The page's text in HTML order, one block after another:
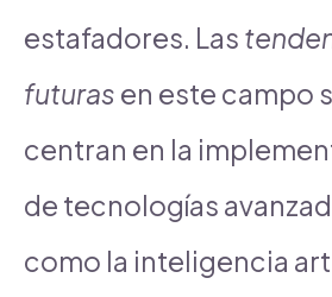
estafadores. Las
futuras en este campo
centran en la
de tecnologías
como la inteligencia